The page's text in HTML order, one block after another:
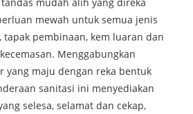
mewah untuk semua jenis
tapak pembinaan, kem luaran dan
Menggabungkan
yang maju dengan reka bentuk
sanitasi ini menyediakan
selesa, selamat dan cekap,